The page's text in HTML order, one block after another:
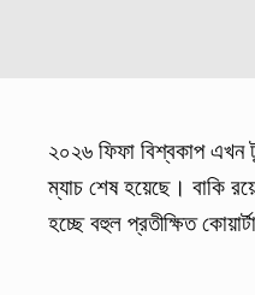
২০২৬ ফিফা বিশ্বকাপ এখন
ম্যাচ শেষ হয়েছে। বাকি
হচ্ছে বহুল প্রতীক্ষিত